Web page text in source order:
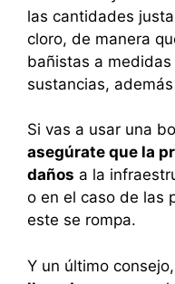
las cantidades
cloro, de manera
bañistas a
sustancias,
Si vas a usar una
asegúrate que la
daños a la
o en el caso de las
este se rompa.
Y un último consejo,